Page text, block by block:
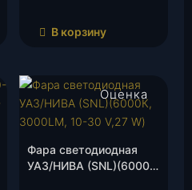
В корзину
Фара светодиодная
УАЗ/НИВА (SNL)(6000К,
Оценка
4.50из 5